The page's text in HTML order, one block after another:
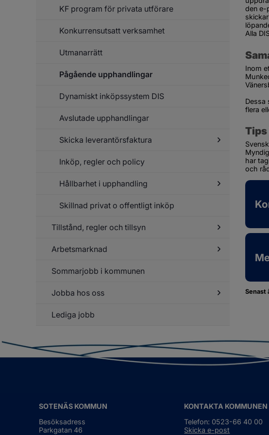
Upphandling
KF program för privata utförare
Konkurrensutsatt verksamhet
Utmanarrätt
Pågående upphandlingar
Dynamiskt inköpssystem DIS
Avslutade upphandlingar
Skicka leverantörsfaktura
Undersidor
Inköp, regler och policy
Hållbarhet i upphandling
Hållbarhet
i
upphandling
Skillnad privat o offentligt inköp
Tillstånd, regler och tillsyn
Undersidor
tillsyn
Arbetsmarknad
Arbetsmarknad
Sommarjobb i kommunen
Jobba hos oss
hos
Lediga jobb
den e-
Alla
Inom
Dessa
flera
har
och
Senast
SOTENÄS KOMMUN
Besöksadress
Parkgatan 46
KONTAKTA KOMMUNEN
Telefon: 0523-66 40 00
Skicka e-post